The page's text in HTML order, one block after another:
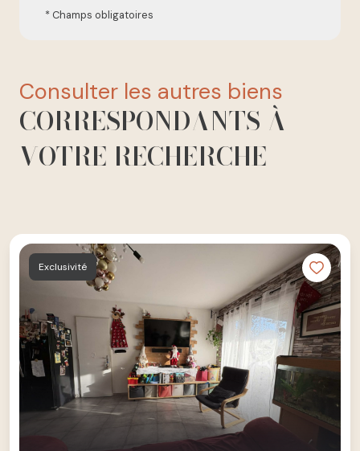
* Champs obligatoires
consulter les autres biens
CORRESPONDANTS À
VOTRE RECHERCHE
Exclusivité